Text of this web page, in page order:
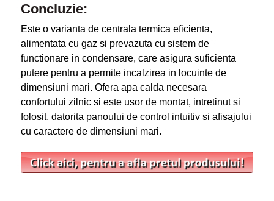
Concluzie:
Este o varianta de centrala termica eficienta,
alimentata cu gaz si prevazuta cu sistem de
functionare in condensare, care asigura suficienta
putere pentru a permite incalzirea in locuinte de
dimensiuni mari. Ofera apa calda necesara
confortului zilnic si este usor de montat, intretinut si
folosit, datorita panoului de control intuitiv si afisajului
cu caractere de dimensiuni mari.